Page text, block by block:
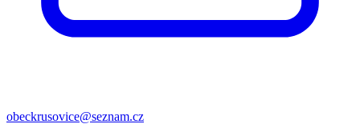
obeckrusovice@seznam.cz